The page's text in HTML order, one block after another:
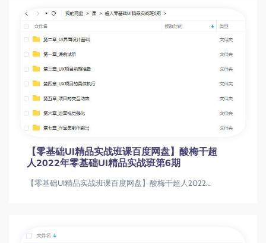
【零基础UI精品实战班课百度网盘】酸梅干超
人2022年零基础UI精品实战班第6期
【零基础UI精品实战班课百度网盘】酸梅干超人2022年零基础UI精品实战班第6期【零基础UI精品实战班课百度网盘】酸梅干超人2022